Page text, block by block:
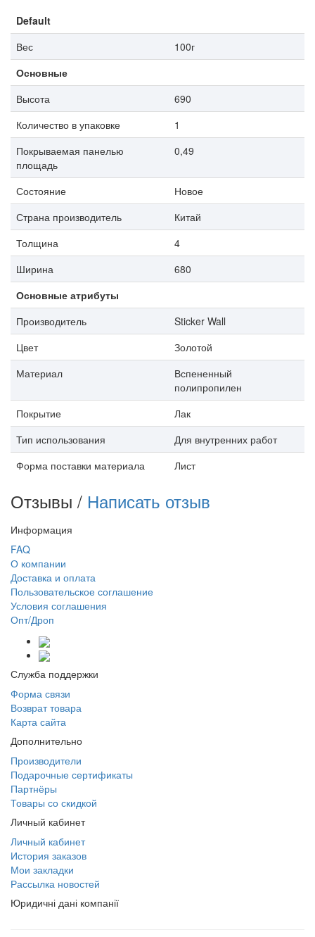
Default
Вес
100г
Основные
Высота
690
Количество в упаковке
1
Покрываемая панелью
площадь
0,49
Состояние
Новое
Страна производитель
Китай
Толщина
4
Ширина
680
Основные атрибуты
Производитель
Sticker Wall
Цвет
Золотой
Материал
Вспененный
полипропилен
Покрытие
Лак
Тип использования
Для внутренних работ
Форма поставки материала
Лист
Отзывы / Написать отзыв
Информация
FAQ
О компании
Доставка и оплата
Пользовательское соглашение
Условия соглашения
Опт/Дроп
Служба поддержки
Форма связи
Возврат товара
Карта сайта
Дополнительно
Производители
Подарочные сертификаты
Партнёры
Товары со скидкой
Личный кабинет
Личный кабинет
История заказов
Мои закладки
Рассылка новостей
Юридичні дані компанії